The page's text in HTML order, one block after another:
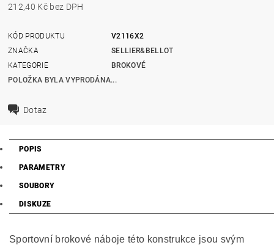
212,40 Kč bez DPH
KÓD PRODUKTU
V2116X2
ZNAČKA
SELLIER&BELLOT
KATEGORIE
BROKOVÉ
POLOŽKA BYLA VYPRODÁNA...
Dotaz
POPIS
PARAMETRY
SOUBORY
DISKUZE
Sportovní brokové náboje této konstrukce jsou svým